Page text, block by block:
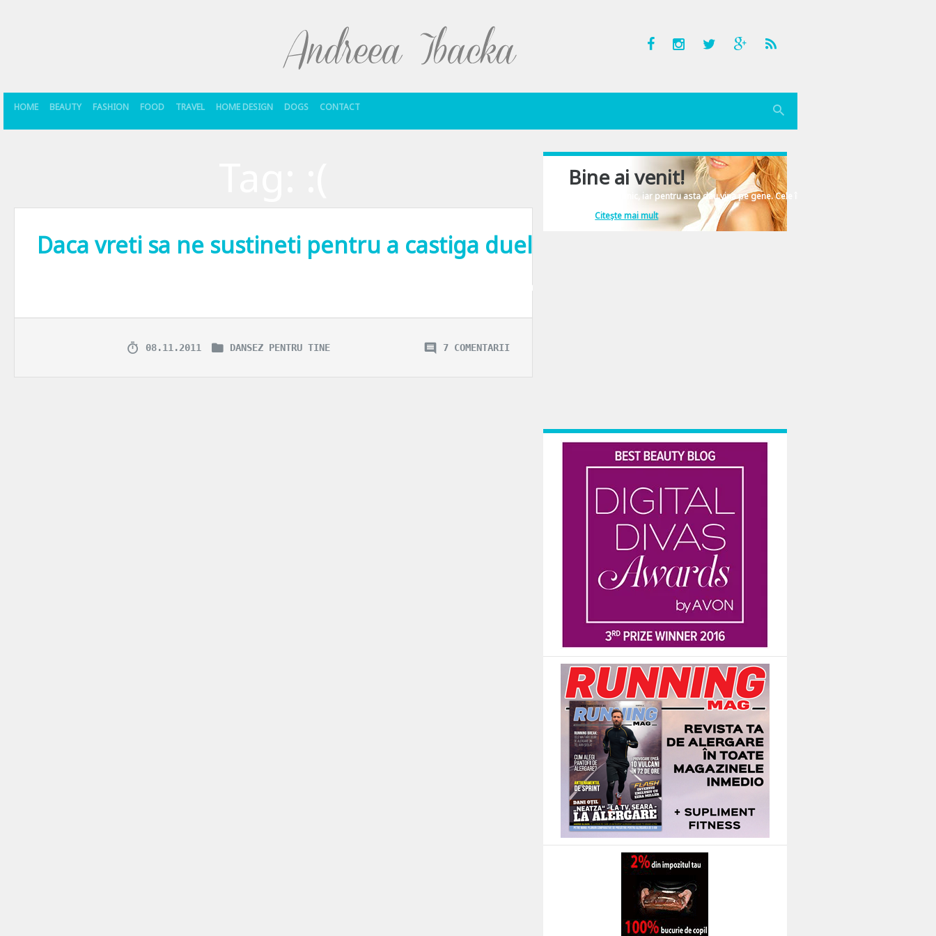
HOME BEAUTY FASHION FOOD TRAVEL HOME DESIGN DOGS CONTACT
Daca vreti sa ne sustineti pentru a castiga duelul…
… o puteti face in mai multe feluri. Puteti trimite link-ul asta (http://andreeapatrascu.ro/dansez-pentru-tine/) prietenilor vostri pe messenger, Facebook, mail sau alta metoda. Puteti prelua bannerele de mai jos pe
08.11.2011 DANSEZ PENTRU TINE 7 COMENTARII
Bine ai venit!
Îmi place să comunic, iar pentru asta dau vina pe gene. Cele înscrise în ADN-ul femeiesc.
Citește mai mult